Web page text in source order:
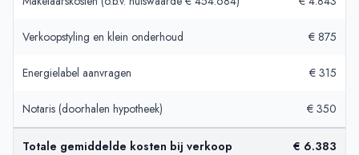
Verkoopstyling en klein onderhoud € 875
Energielabel aanvragen € 315
Notaris (doorhalen hypotheek) € 350
Totale gemiddelde kosten bij verkoop € 6.383